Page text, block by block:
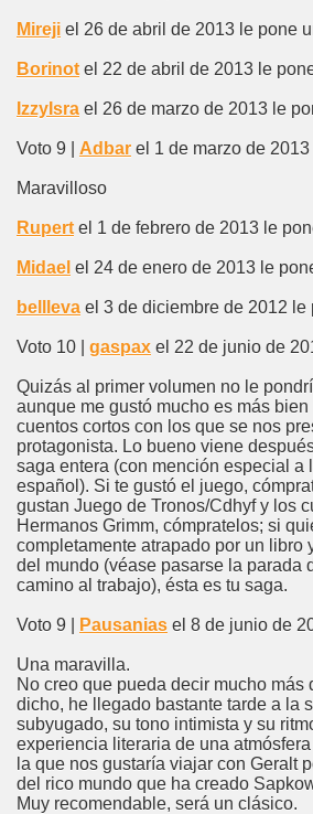
Mireji el 26 de abril de 2013 le pone
Borinot el 22 de abril de 2013 le
IzzyIsra el 26 de marzo de 2013 le
Voto 9 | Adbar el 1 de marzo de
Maravilloso
Rupert el 1 de febrero de 2013 le
Midael el 24 de enero de 2013 le
bellleva el 3 de diciembre de 2012 le
Voto 10 | gaspax el 22 de junio de
Quizás al primer volumen no le
aunque me gustó mucho es más
cuentos cortos con los que se nos
protagonista. Lo bueno viene
saga entera (con mención especial a
español). Si te gustó el juego,
gustan Juego de Tronos/Cdhyf y los
Hermanos Grimm, cómpratelos; si
completamente atrapado por un libro
del mundo (véase pasarse la parada
camino al trabajo), ésta es tu saga.
Voto 9 | Pausanias el 8 de junio de
Una maravilla.
No creo que pueda decir mucho más
dicho, he llegado bastante tarde a la
subyugado, su tono intimista y su
experiencia literaria de una
la que nos gustaría viajar con Geralt
del rico mundo que ha creado
Muy recomendable, será un clásico.